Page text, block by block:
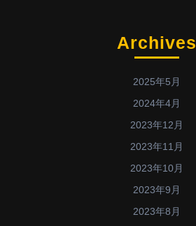
Archives
2025年5月
2024年4月
2023年12月
2023年11月
2023年10月
2023年9月
2023年8月